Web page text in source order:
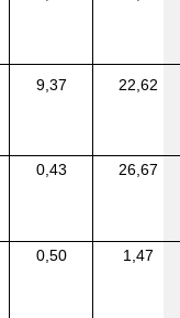
9,37 22,62
0,43 26,67
0,50 1,47